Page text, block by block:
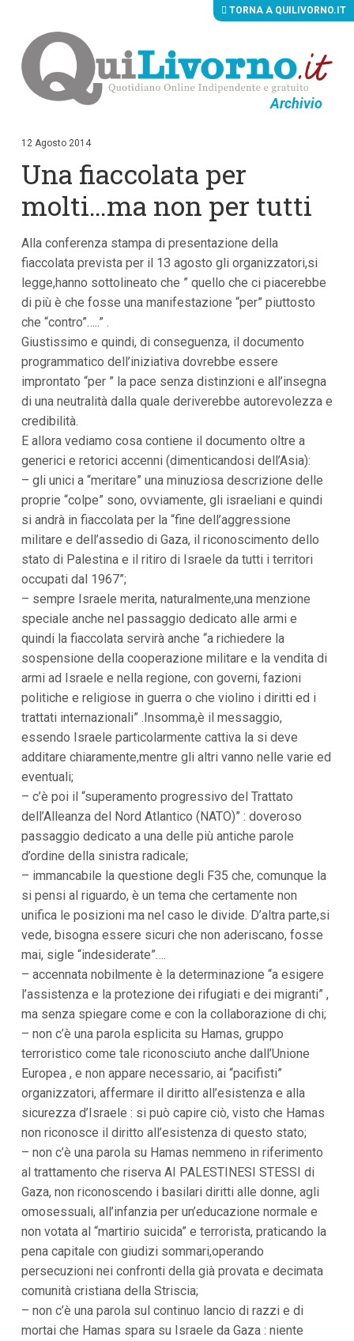
Archivio
i
i
c
n
t
n
u
i
p
i
n
i
p
a
l
i
V
a
i
M
e
ù
P
i
n
i
p
l
e
a
i
n
f
n
d
o
TORNA A QUILIVORNO.IT
12 Agosto 2014
Una fiaccolata per
molti…ma non per tutti
Alla conferenza stampa di presentazione della
fiaccolata prevista per il 13 agosto gli organizzatori,si
legge,hanno sottolineato che ” quello che ci piacerebbe
di più è che fosse una manifestazione “per” piuttosto
che “contro”…..” .
Giustissimo e quindi, di conseguenza, il documento
programmatico dell’iniziativa dovrebbe essere
improntato “per ” la pace senza distinzioni e all’insegna
di una neutralità dalla quale deriverebbe autorevolezza e
credibilità.
E allora vediamo cosa contiene il documento oltre a
generici e retorici accenni (dimenticandosi dell’Asia):
– gli unici a “meritare” una minuziosa descrizione delle
proprie “colpe” sono, ovviamente, gli israeliani e quindi
si andrà in fiaccolata per la “fine dell’aggressione
militare e dell’assedio di Gaza, il riconoscimento dello
stato di Palestina e il ritiro di Israele da tutti i territori
occupati dal 1967”;
– sempre Israele merita, naturalmente,una menzione
speciale anche nel passaggio dedicato alle armi e
quindi la fiaccolata servirà anche “a richiedere la
sospensione della cooperazione militare e la vendita di
armi ad Israele e nella regione, con governi, fazioni
politiche e religiose in guerra o che violino i diritti ed i
trattati internazionali” .Insomma,è il messaggio,
essendo Israele particolarmente cattiva la si deve
additare chiaramente,mentre gli altri vanno nelle varie ed
eventuali;
– c’è poi il “superamento progressivo del Trattato
dell’Alleanza del Nord Atlantico (NATO)” : doveroso
passaggio dedicato a una delle più antiche parole
d’ordine della sinistra radicale;
– immancabile la questione degli F35 che, comunque la
si pensi al riguardo, è un tema che certamente non
unifica le posizioni ma nel caso le divide. D’altra parte,si
vede, bisogna essere sicuri che non aderiscano, fosse
mai, sigle “indesiderate”….
– accennata nobilmente è la determinazione “a esigere
l’assistenza e la protezione dei rifugiati e dei migranti” ,
ma senza spiegare come e con la collaborazione di chi;
– non c’è una parola esplicita su Hamas, gruppo
terroristico come tale riconosciuto anche dall’Unione
Europea , e non appare necessario, ai “pacifisti”
organizzatori, affermare il diritto all’esistenza e alla
sicurezza d’Israele : si può capire ciò, visto che Hamas
non riconosce il diritto all’esistenza di questo stato;
– non c’è una parola su Hamas nemmeno in riferimento
al trattamento che riserva AI PALESTINESI STESSI di
Gaza, non riconoscendo i basilari diritti alle donne, agli
omosessuali, all’infanzia per un’educazione normale e
non votata al “martirio suicida” e terrorista, praticando la
pena capitale con giudizi sommari,operando
persecuzioni nei confronti della già provata e decimata
comunità cristiana della Striscia;
– non c’è una parola sul continuo lancio di razzi e di
mortai che Hamas spara su Israele da Gaza : niente